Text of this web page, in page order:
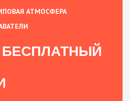
АТМОСФЕРА
БЕСПЛАТНЫЙ